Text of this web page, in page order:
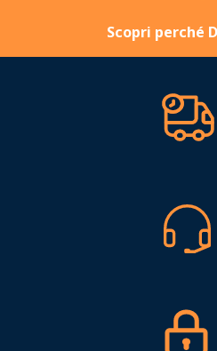
Scopri perché